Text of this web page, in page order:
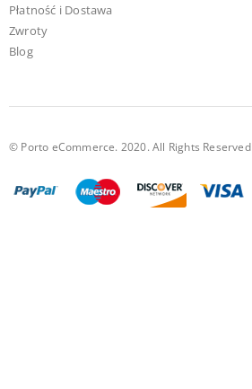
Płatność i Dostawa
Zwroty
Blog
© Porto eCommerce. 2020. All Rights Reserved